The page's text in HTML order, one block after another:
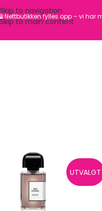
Skip to navigation
Skip to main content
Nettbutikken fylles opp – vi har
UTVALGT